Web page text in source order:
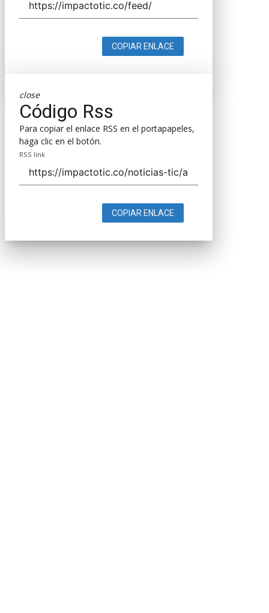
COPIAR ENLACE
close
Código Rss
Para copiar el enlace RSS en el portapapeles,
haga clic en el botón.
RSS link
COPIAR ENLACE